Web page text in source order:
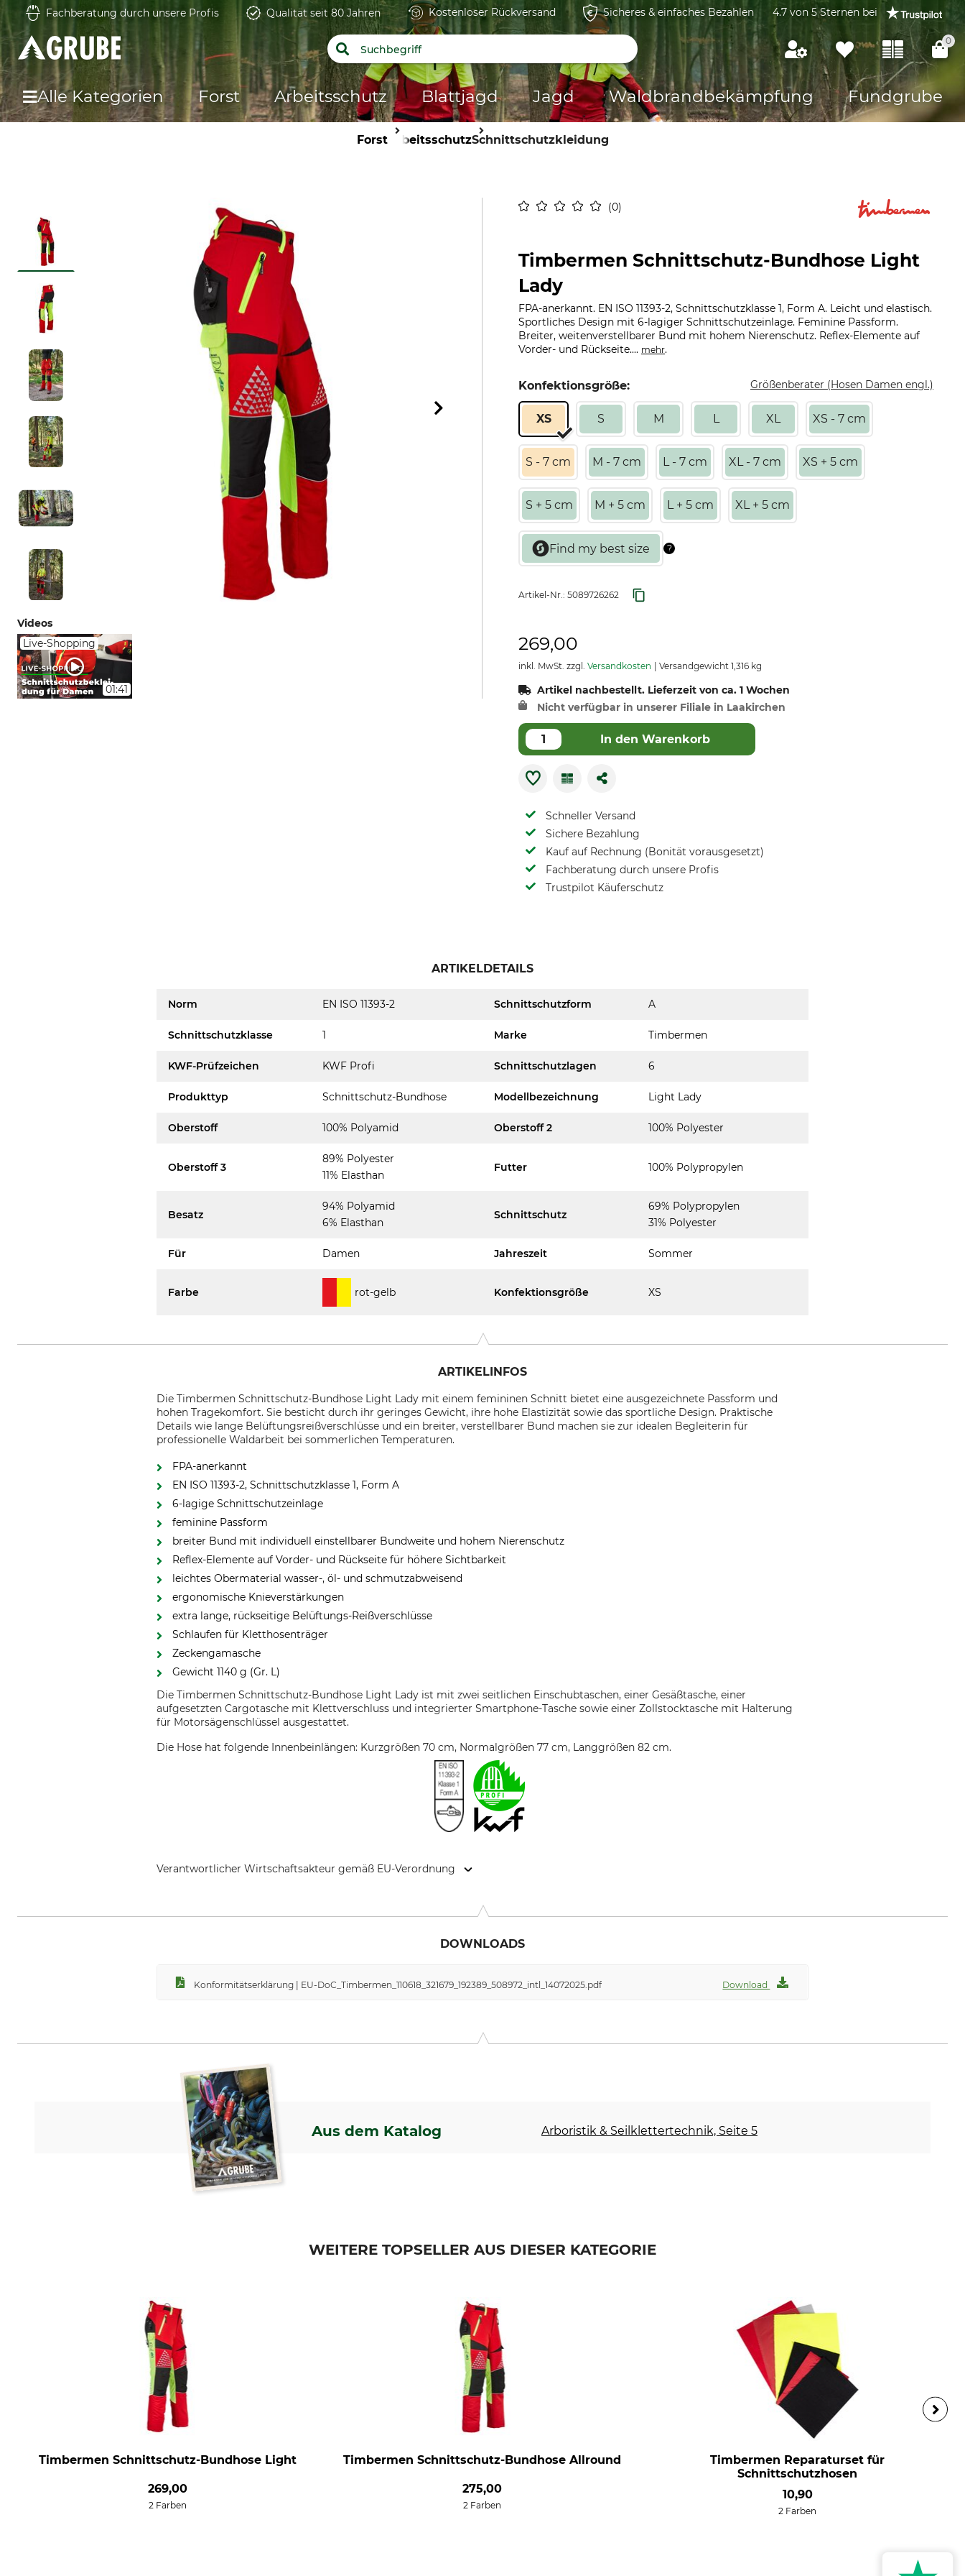
Fachberatung durch unsere Profis Qualität seit 80 Jahren Kostenloser Rückversand Sicheres & einfaches Bezahlen 4.7 von 5 Sternen bei
0
Alle Kategorien Forst Arbeitsschutz Blattjagd Jagd Waldbrandbekämpfung Fundgrube
ForstArbeitsschutzSchnittschutzkleidung
0
Videos
Live-Shopping
01:41
Timbermen Schnittschutz-Bundhose Light
Lady
FPA-anerkannt. EN ISO 11393-2, Schnittschutzklasse 1, Form A. Leicht und elastisch.
Sportliches Design mit 6-lagiger Schnittschutzeinlage. Feminine Passform.
Breiter, weitenverstellbarer Bund mit hohem Nierenschutz. Reflex-Elemente auf
Vorder- und Rückseite.... mehr.
Konfektionsgröße: Größenberater (Hosen Damen engl.)
XS S M L XL XS - 7 cm
S - 7 cm M - 7 cm L - 7 cm XL - 7 cm XS + 5 cm
S + 5 cm M + 5 cm L + 5 cm XL + 5 cm
Artikel-Nr.: 5089726262
269,00
inkl. MwSt. zzgl. Versandkosten Versandgewicht 1,316 kg
Artikel nachbestellt. Lieferzeit von ca. 1 Wochen
Nicht verfügbar in unserer Filiale in Laakirchen
In den Warenkorb
Schneller Versand
Sichere Bezahlung
Kauf auf Rechnung (Bonität vorausgesetzt)
Fachberatung durch unsere Profis
Trustpilot Käuferschutz
ARTIKELDETAILS
Norm EN ISO 11393-2 Schnittschutzform A
Schnittschutzklasse 1 Marke Timbermen
KWF-Prüfzeichen KWF Profi Schnittschutzlagen 6
Produkttyp Schnittschutz-Bundhose Modellbezeichnung Light Lady
Oberstoff 100% Polyamid Oberstoff 2 100% Polyester
Oberstoff 3
89% Polyester
11% Elasthan
Futter 100% Polypropylen
Besatz
94% Polyamid
6% Elasthan
Schnittschutz
69% Polypropylen
31% Polyester
Für Damen Jahreszeit Sommer
Farbe rot-gelb Konfektionsgröße XS
ARTIKELINFOS
Die Timbermen Schnittschutz-Bundhose Light Lady mit einem femininen Schnitt bietet eine ausgezeichnete Passform und
hohen Tragekomfort. Sie besticht durch ihr geringes Gewicht, ihre hohe Elastizität sowie das sportliche Design. Praktische
Details wie lange Belüftungsreißverschlüsse und ein breiter, verstellbarer Bund machen sie zur idealen Begleiterin für
professionelle Waldarbeit bei sommerlichen Temperaturen.
FPA-anerkannt
EN ISO 11393-2, Schnittschutzklasse 1, Form A
6-lagige Schnittschutzeinlage
feminine Passform
breiter Bund mit individuell einstellbarer Bundweite und hohem Nierenschutz
Reflex-Elemente auf Vorder- und Rückseite für höhere Sichtbarkeit
leichtes Obermaterial wasser-, öl- und schmutzabweisend
ergonomische Knieverstärkungen
extra lange, rückseitige Belüftungs-Reißverschlüsse
Schlaufen für Kletthosenträger
Zeckengamasche
Gewicht 1140 g (Gr. L)
Die Timbermen Schnittschutz-Bundhose Light Lady ist mit zwei seitlichen Einschubtaschen, einer Gesäßtasche, einer
aufgesetzten Cargotasche mit Klettverschluss und integrierter Smartphone-Tasche sowie einer Zollstocktasche mit Halterung
für Motorsägenschlüssel ausgestattet.
Die Hose hat folgende Innenbeinlängen: Kurzgrößen 70 cm, Normalgrößen 77 cm, Langgrößen 82 cm.
Verantwortlicher Wirtschaftsakteur gemäß EU-Verordnung
DOWNLOADS
Konformitätserklärung | EU-DoC_Timbermen_110618_321679_192389_508972_intl_14072025.pdf Download
Aus dem Katalog Arboristik & Seilklettertechnik, Seite 5
WEITERE TOPSELLER AUS DIESER KATEGORIE
Timbermen Schnittschutz-Bundhose Light
269,00
2 Farben
Timbermen Schnittschutz-Bundhose Allround
275,00
2 Farben
Timbermen Reparaturset für
Schnittschutzhosen
10,90
2 Farben